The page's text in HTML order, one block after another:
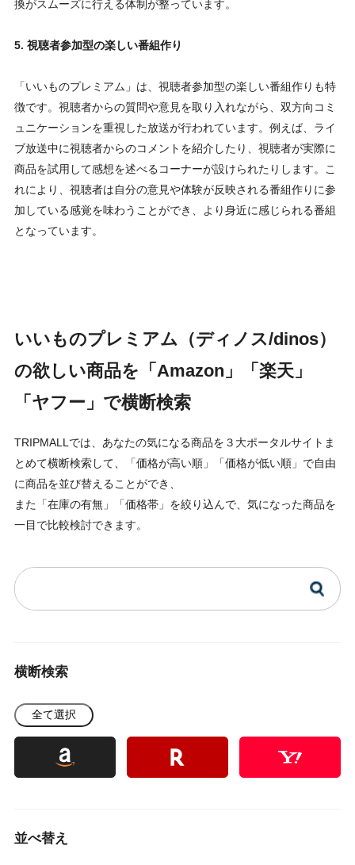
換がスムーズに行える体制が整っています。
5. 視聴者参加型の楽しい番組作り
「いいものプレミアム」は、視聴者参加型の楽しい番組作りも特
徴です。視聴者からの質問や意見を取り入れながら、双方向コミ
ュニケーションを重視した放送が行われています。例えば、ライ
ブ放送中に視聴者からのコメントを紹介したり、視聴者が実際に
商品を試用して感想を述べるコーナーが設けられたりします。こ
れにより、視聴者は自分の意見や体験が反映される番組作りに参
加している感覚を味わうことができ、より身近に感じられる番組
となっています。
いいものプレミアム（ディノス/dinos）
の欲しい商品を「Amazon」「楽天」
「ヤフー」で横断検索
TRIPMALLでは、あなたの気になる商品を３大ポータルサイトま
とめて横断検索して、「価格が高い順」「価格が低い順」で自由
に商品を並び替えることができ、
また「在庫の有無」「価格帯」を絞り込んで、気になった商品を
一目で比較検討できます。
横断検索
全て選択
並べ替え